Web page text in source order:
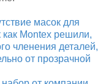
масок для
как Montex решили,
членения деталей,
от прозрачной